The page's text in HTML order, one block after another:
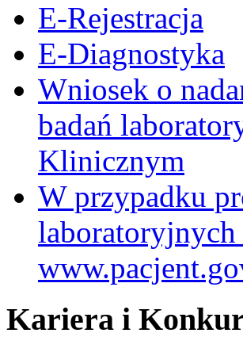
E-Rejestracja
E-Diagnostyka
Wniosek o
badań
Klinicznym
W przypadku
laboratoryjnych
Kariera i